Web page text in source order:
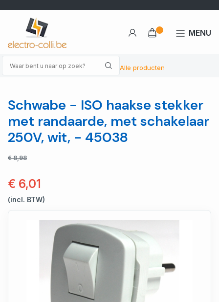
Alle producten
MENU
Schwabe - ISO haakse stekker
met randaarde, met schakelaar
250V, wit, - 45038
€ 8,98
€ 6,01
(incl. BTW)